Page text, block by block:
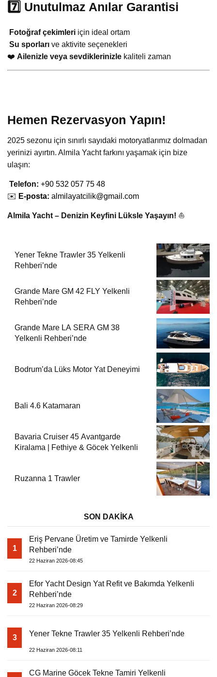
7️⃣ Unutulmaz Anılar Garantisi
Fotoğraf çekimleri için ideal ortam
Su sporları ve aktivite seçenekleri
❤️ Ailenizle veya sevdiklerinizle kaliteli zaman
Hemen Rezervasyon Yapın!
2025 sezonu için sınırlı sayıdaki motoryatlarımız dolmadan
yerinizi ayırtın. Almila Yacht farkını yaşamak için bize
ulaşın:
Telefon: +90 532 057 75 48
✉️ E-posta: almilayatcilik@gmail.com
Almila Yacht – Denizin Keyfini Lüksle Yaşayın! ⛵
Yener Tekne Trawler 35 Yelkenli
Rehberi’nde
Grande Mare GM 42 FLY Yelkenli
Rehberi’nde
Grande Mare LA SERA GM 38
Yelkenli Rehberi’nde
Bodrum’da Lüks Motor Yat Deneyimi
Bali 4.6 Katamaran
Bavaria Cruiser 45 Avantgarde
Kiralama | Fethiye & Göcek Yelkenli
Ruzanna 1 Trawler
SON DAKİKA
1
Eriş Pervane Üretim ve Tamirde Yelkenli
Rehberi’nde
22 Haziran 2026-08:45
2
Efor Yacht Design Yat Refit ve Bakımda Yelkenli
Rehberi’nde
22 Haziran 2026-08:29
3 Yener Tekne Trawler 35 Yelkenli Rehberi’nde
22 Haziran 2026-08:11
CG Marine Göcek Tekne Tamiri Yelkenli